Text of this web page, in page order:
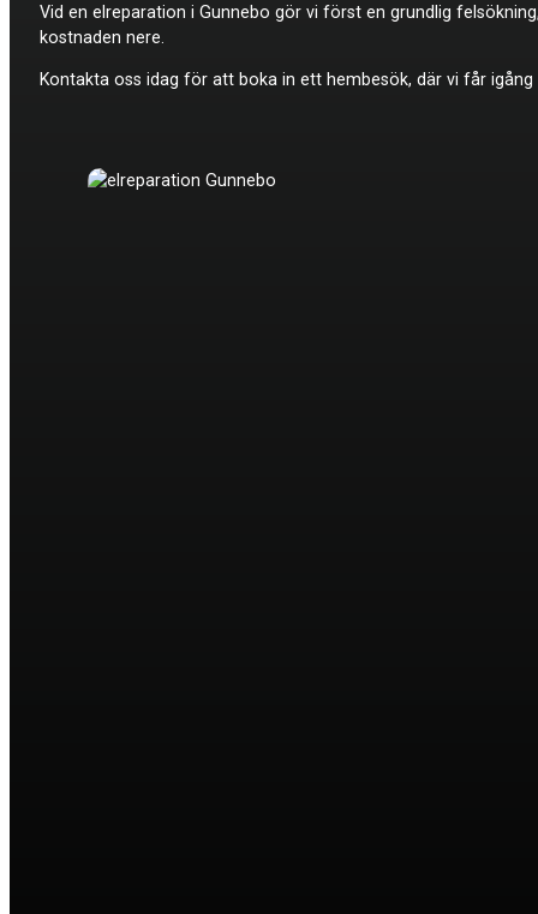
Vid en elreparation i Gunnebo gör vi först en grundlig
kostnaden nere.
Kontakta oss idag för att boka in ett hembesök, där vi får